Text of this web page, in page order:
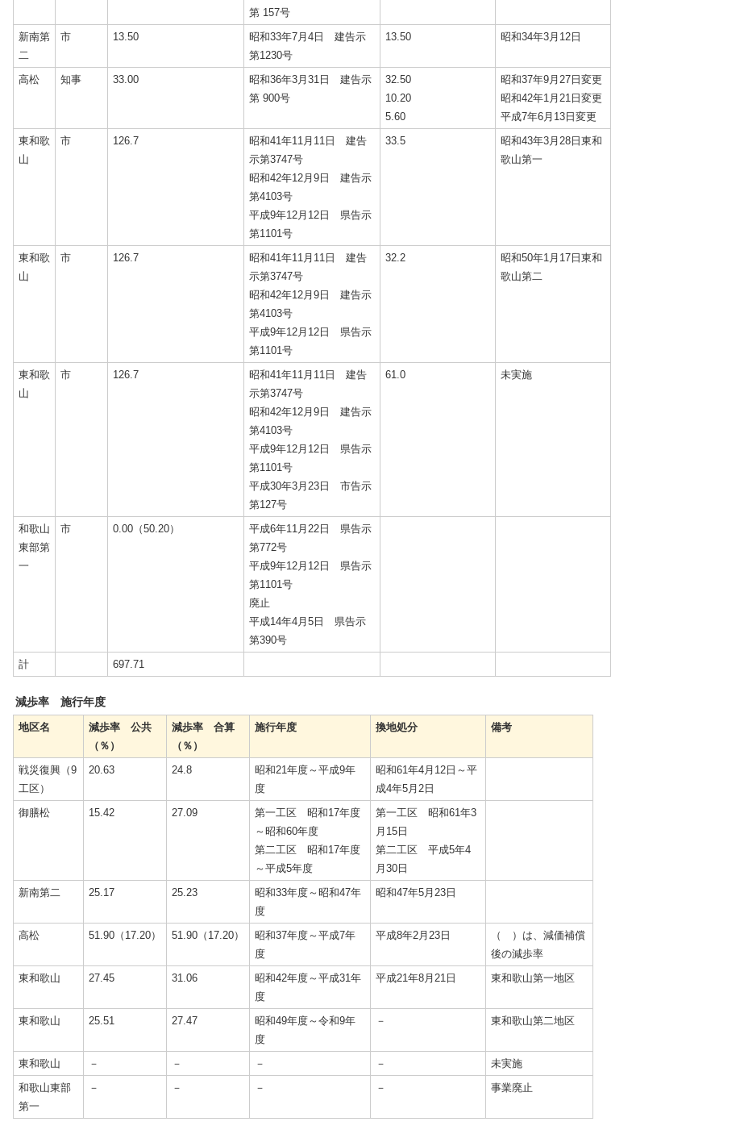
第 157号
新南第
二
市 13.50
昭和33年7月4日 建告示
第1230号
13.50 昭和34年3月12日
高松 知事 33.00
昭和36年3月31日 建告示
第 900号
32.50
10.20
5.60
昭和37年9月27日変更
昭和42年1月21日変更
平成7年6月13日変更
東和歌
山
市 126.7
昭和41年11月11日 建告
示第3747号
昭和42年12月9日 建告示
第4103号
平成9年12月12日 県告示
第1101号
33.5
昭和43年3月28日東和
歌山第一
東和歌
山
市 126.7
昭和41年11月11日 建告
示第3747号
昭和42年12月9日 建告示
第4103号
平成9年12月12日 県告示
第1101号
32.2
昭和50年1月17日東和
歌山第二
東和歌
山
市 126.7
昭和41年11月11日 建告
示第3747号
昭和42年12月9日 建告示
第4103号
平成9年12月12日 県告示
第1101号
平成30年3月23日 市告示
第127号
61.0 未実施
和歌山
東部第
一
市 0.00（50.20）
平成6年11月22日 県告示
第772号
平成9年12月12日 県告示
第1101号
廃止
平成14年4月5日 県告示
第390号
計
697.71
減歩率 施行年度
地区名
減歩率 公共
（％）
減歩率 合算
（％）
施行年度 換地処分 備考
戦災復興（9
工区）
20.63 24.8
昭和21年度～平成9年
度
昭和61年4月12日～平
成4年5月2日
御膳松
15.42 27.09
第一工区 昭和17年度
～昭和60年度
第二工区 昭和17年度
～平成5年度
第一工区 昭和61年3
月15日
第二工区 平成5年4
月30日
新南第二
25.17 25.23
昭和33年度～昭和47年
度
昭和47年5月23日
高松 51.90（17.20） 51.90（17.20）
昭和37年度～平成7年
度
平成8年2月23日
（ ）は、減価補償
後の減歩率
東和歌山
27.45 31.06
昭和42年度～平成31年
度
平成21年8月21日 東和歌山第一地区
東和歌山 25.51 27.47
昭和49年度～令和9年
度
－ 東和歌山第二地区
東和歌山 － － － －
未実施
和歌山東部
第一
－ － － － 事業廃止